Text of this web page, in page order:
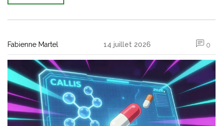
Fabienne Martel 14 juillet 2026 0